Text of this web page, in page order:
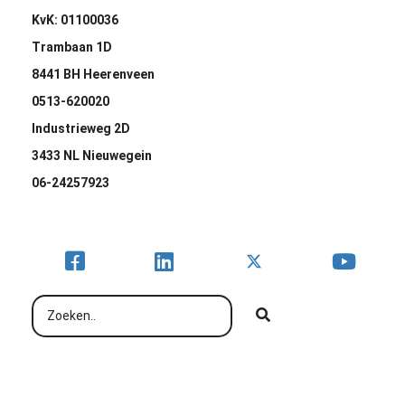
KvK: 01100036
Trambaan 1D
8441 BH Heerenveen
0513-620020
Industrieweg 2D
3433 NL Nieuwegein
06-24257923